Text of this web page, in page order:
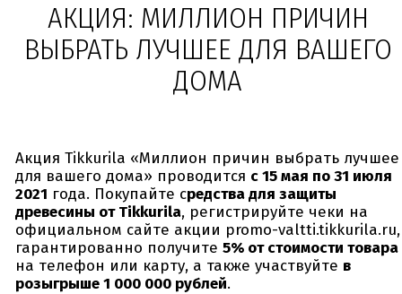
АКЦИЯ: МИЛЛИОН ПРИЧИН
ВЫБРАТЬ ЛУЧШЕЕ ДЛЯ ВАШЕГО
ДОМА
Акция Tikkurila «Миллион причин выбрать лучшее
для вашего дома» проводится с 15 мая по 31 июля
2021 года. Покупайте средства для защиты
древесины от Tikkurila, регистрируйте чеки на
официальном сайте акции promo-valtti.tikkurila.ru,
гарантированно получите 5% от стоимости товара
на телефон или карту, а также участвуйте в
розыгрыше 1 000 000 рублей.